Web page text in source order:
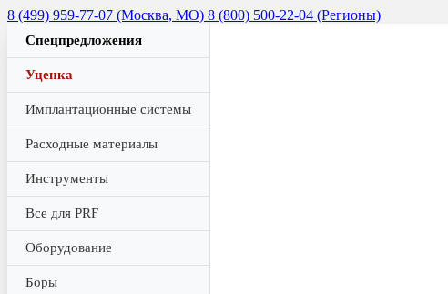
8 (499) 959-77-07 (Москва, МО) 8 (800) 500-22-04 (Регионы)
Спецпредложения
Уценка
Имплантационные системы
Расходные материалы
Инструменты
Все для PRF
Оборудование
Боры